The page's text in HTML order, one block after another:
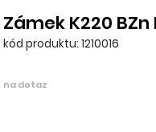
Zámek K220 BZn
kód produktu: 1210016
na dotaz